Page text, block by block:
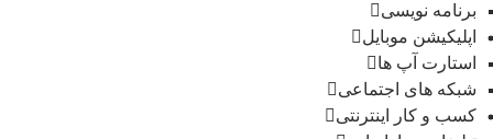
برنامه نویسی
اپلیکیشن موبایل
استارت آپ ها
شبکه های اجتماعی
کسب و کار اینترنتی